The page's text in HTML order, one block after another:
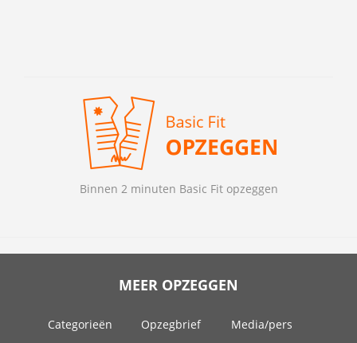
Binnen 2 minuten Basic Fit opzeggen
MEER OPZEGGEN
Categorieën Opzegbrief Media/pers